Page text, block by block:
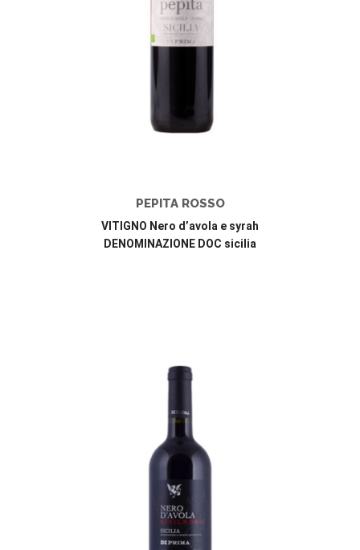
PEPITA ROSSO
VITIGNO Nero d’avola e syrah
DENOMINAZIONE DOC sicilia